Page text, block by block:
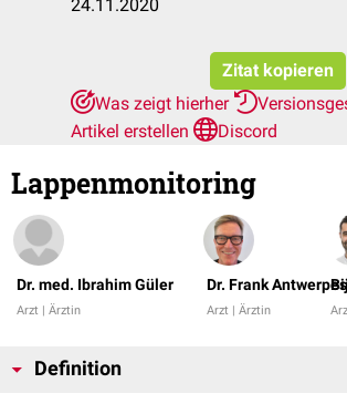
24.11.2020
Zitat kopieren
Was zeigt hierher
Artikel erstellen
Discord
Lappenmonitoring
Dr. med. Ibrahim Güler
Arzt | Ärztin
Dr. Frank Antwerpes
Arzt | Ärztin
Definition